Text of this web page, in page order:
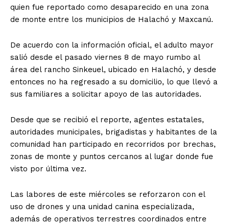
quien fue reportado como desaparecido en una zona
de monte entre los municipios de Halachó y Maxcanú.
De acuerdo con la información oficial, el adulto mayor
salió desde el pasado viernes 8 de mayo rumbo al
área del rancho Sinkeuel, ubicado en Halachó, y desde
entonces no ha regresado a su domicilio, lo que llevó a
sus familiares a solicitar apoyo de las autoridades.
Desde que se recibió el reporte, agentes estatales,
autoridades municipales, brigadistas y habitantes de la
comunidad han participado en recorridos por brechas,
zonas de monte y puntos cercanos al lugar donde fue
visto por última vez.
Las labores de este miércoles se reforzaron con el
uso de drones y una unidad canina especializada,
además de operativos terrestres coordinados entre